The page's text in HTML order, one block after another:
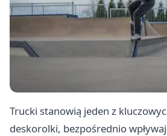
Trucki stanowią jeden z
deskorolki, bezpośrednio